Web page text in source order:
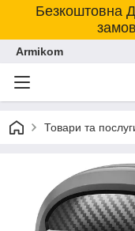
Безкоштовна
Armikom
Товари та